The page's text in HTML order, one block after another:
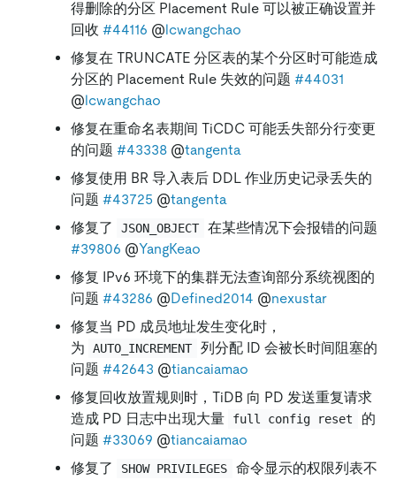
得删除的分区 Placement Rule 可以被正确设置并
回收 #44116 @lcwangchao
修复在 TRUNCATE 分区表的某个分区时可能造成
分区的 Placement Rule 失效的问题 #44031
@lcwangchao
修复在重命名表期间 TiCDC 可能丢失部分行变更
的问题 #43338 @tangenta
修复使用 BR 导入表后 DDL 作业历史记录丢失的
问题 #43725 @tangenta
修复了
JSON_OBJECT 在某些情况下会报错的问题
#39806 @YangKeao
修复 IPv6 环境下的集群无法查询部分系统视图的
问题 #43286 @Defined2014 @nexustar
修复当 PD 成员地址发生变化时，
为
AUTO_INCREMENT 列分配 ID 会被长时间阻塞的
问题 #42643 @tiancaiamao
修复回收放置规则时，TiDB 向 PD 发送重复请求
造成 PD 日志中出现大量
full config reset
的
问题 #33069 @tiancaiamao
修复了
SHOW PRIVILEGES
命令显示的权限列表不